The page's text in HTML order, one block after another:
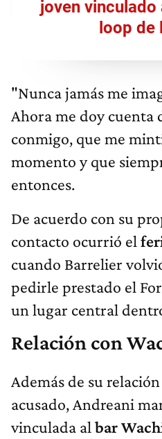
joven vinculado
loop de
"Nunca jamás me
Ahora me doy cuenta
conmigo, que me
momento y que
entonces.
De acuerdo con su
contacto ocurrió el
cuando Barrelier
pedirle prestado el
un lugar central
Relación con
Además de su
acusado, Andreani
vinculada al bar